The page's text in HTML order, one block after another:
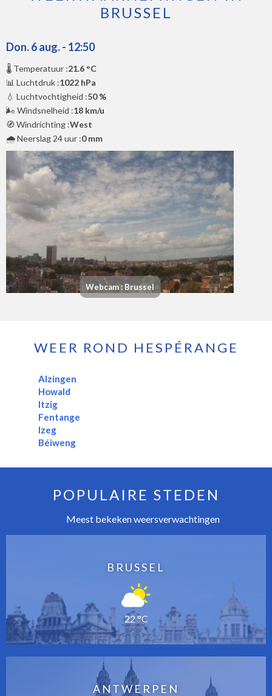
BRUSSEL
Don. 6 aug. - 12:50
🌡️ Temperatuur :21.6 °C
📊 Luchtdruk :1022 hPa
💧 Luchtvochtigheid :50 %
🌬️ Windsnelheid :18 km/u
🧭 Windrichting :West
🌧️ Neerslag 24 uur :0 mm
Webcam : Brussel
WEER ROND HESPÉRANGE
Alzingen
Howald
Itzig
Fentange
Izeg
Béiweng
POPULAIRE STEDEN
Meest bekeken weersverwachtingen
BRUSSEL
22 °C
ANTWERPEN